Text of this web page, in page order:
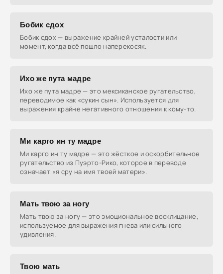
Бобик сдох
Бобик сдох — выражение крайней усталости или
момент, когда всё пошло наперекосяк.
Ихо же пута мадре
Ихо же пута мадре — это мексиканское ругательство,
переводимое как «сукин сын». Используется для
выражения крайне негативного отношения к кому-то.
Ми карго ин ту мадре
Ми карго ин ту мадре — это жёсткое и оскорбительное
ругательство из Пуэрто-Рико, которое в переводе
означает «я сру на имя твоей матери».
Мать твою за ногу
Мать твою за ногу — это эмоциональное восклицание,
используемое для выражения гнева или сильного
удивления.
Твою мать